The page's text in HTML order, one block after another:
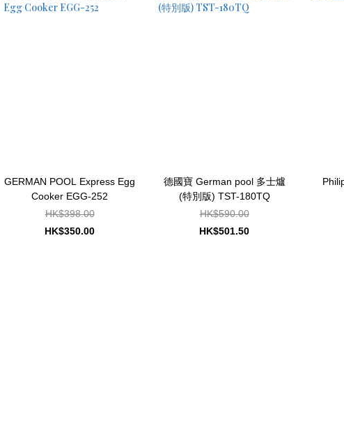
GERMAN POOL Express Egg
Cooker EGG-252
HK$398.00
HK$350.00
德國寶 German pool 多士爐
(特別版) TST-180TQ
HK$590.00
HK$501.50